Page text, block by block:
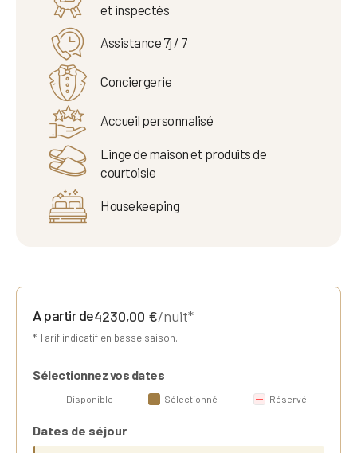
et inspectés
Assistance 7j / 7
Conciergerie
Accueil personnalisé
Linge de maison et produits de
courtoisie
Housekeeping
A partir de4230,00 €/nuit*
* Tarif indicatif en basse saison.
Sélectionnez vos dates
Disponible Sélectionné Réservé
Dates de séjour